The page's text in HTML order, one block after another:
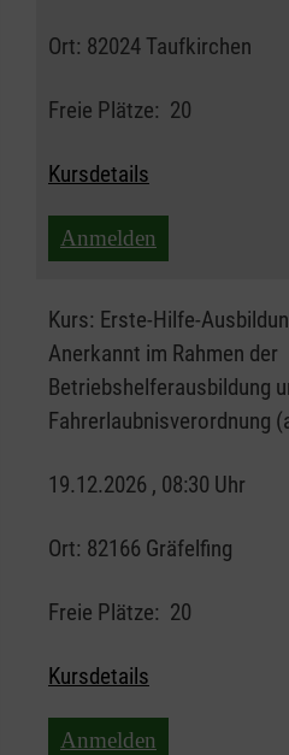
Ort: 82024 Taufkirchen
Freie Plätze: 20
Kursdetails
Anmelden
Kurs: Erste-Hilfe-
Anerkannt im Rahmen der
Betriebshelferausbildung
Fahrerlaubnisverordnung
19.12.2026 , 08:30 Uhr
Ort: 82166 Gräfelfing
Freie Plätze: 20
Kursdetails
Anmelden